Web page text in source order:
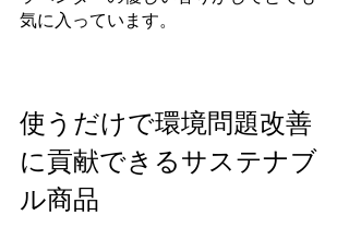
気に入っています。
使うだけで環境問題改善
に貢献できるサステナブ
ル商品